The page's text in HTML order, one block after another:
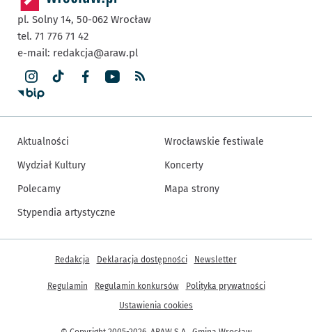
pl. Solny 14, 50-062 Wrocław
tel. 71 776 71 42
e-mail: redakcja@araw.pl
Aktualności
Wydział Kultury
Polecamy
Stypendia artystyczne
Wrocławskie festiwale
Koncerty
Mapa strony
Inne informacje
Redakcja Deklaracja dostępności Newsletter
Regulamin Regulamin konkursów
Polityka prywatności
Ustawienia cookies